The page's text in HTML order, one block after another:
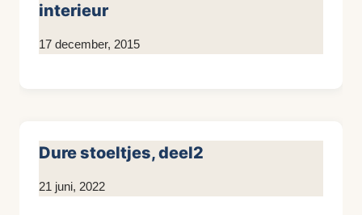
interieur
Door
17 december, 2015
Dure stoeltjes, deel2
Door
21 juni, 2022